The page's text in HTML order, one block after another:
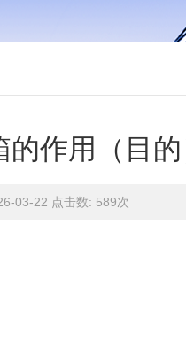
作用（目的
03-22 点击数: 589次